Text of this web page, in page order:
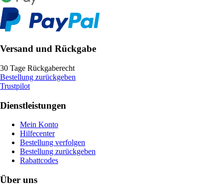
Versand und Rückgabe
30 Tage Rückgaberecht
Bestellung zurückgeben
Trustpilot
Dienstleistungen
Mein Konto
Hilfecenter
Bestellung verfolgen
Bestellung zurückgeben
Rabattcodes
Über uns